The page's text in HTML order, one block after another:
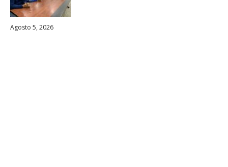
Agosto 5, 2026